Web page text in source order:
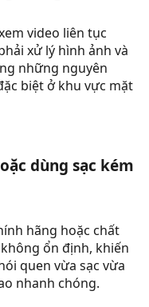
video liên tục
xử lý hình ảnh và
những nguyên
biệt ở khu vực mặt
dùng sạc kém
hãng hoặc chất
ổn định, khiến
quen vừa sạc vừa
nhanh chóng.